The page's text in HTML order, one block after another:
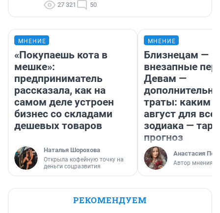
27 321 50
МНЕНИЕ
«Покупаешь кота в
мешке»:
предприниматель
рассказала, как на
самом деле устроен
бизнес со складами
дешевых товаров
Наталья Шорохова
Открыла кофейную точку на
деньги соцразвития
МНЕНИЕ
Близнецам —
внезапные
Девам —
траты: каким
август для
зодиака —
прогноз
Анастасия
Автор мнения
РЕКОМЕНДУЕМ